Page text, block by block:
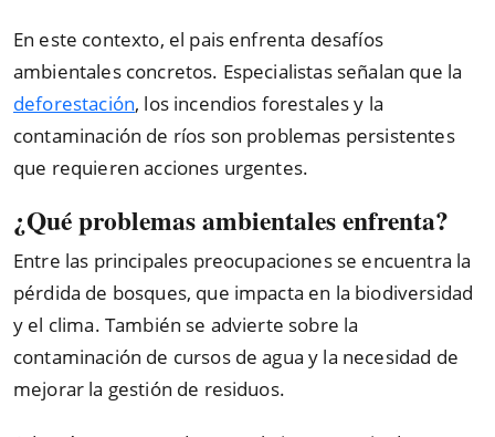
En este contexto, el pais enfrenta desafíos
ambientales concretos. Especialistas señalan que la
deforestación, los incendios forestales y la
contaminación de ríos son problemas persistentes
que requieren acciones urgentes.
¿Qué problemas ambientales enfrenta?
Entre las principales preocupaciones se encuentra la
pérdida de bosques, que impacta en la biodiversidad
y el clima. También se advierte sobre la
contaminación de cursos de agua y la necesidad de
mejorar la gestión de residuos.